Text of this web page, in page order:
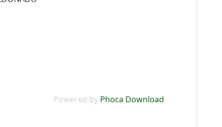
Powered by Phoca Download